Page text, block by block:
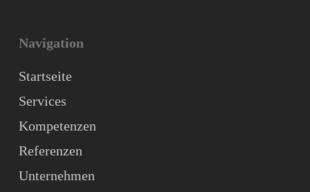
Navigation
Startseite
Services
Kompetenzen
Referenzen
Unternehmen